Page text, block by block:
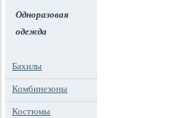
Одноразовая
одежда
Бахилы
Комбинезоны
Костюмы